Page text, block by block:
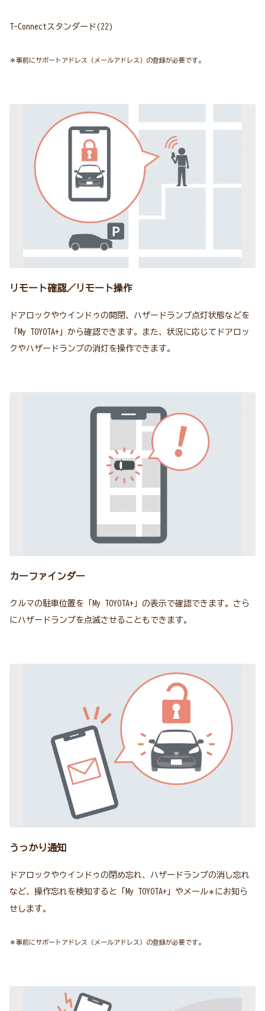
T-Connectスタンダード(22)
＊事前にサポートアドレス（メールアドレス）の登録が必要です。
リモート確認／リモート操作
ドアロックやウインドゥの開閉、ハザードランプ点灯状態などを
「My TOYOTA+」から確認できます。また、状況に応じてドアロッ
クやハザードランプの消灯を操作できます。
カーファインダー
クルマの駐車位置を「My TOYOTA+」の表示で確認できます。さら
にハザードランプを点滅させることもできます。
うっかり通知
ドアロックやウインドゥの閉め忘れ、ハザードランプの消し忘れ
など、操作忘れを検知すると「My TOYOTA+」やメール＊ にお知ら
せします。
＊事前にサポートアドレス（メールアドレス）の登録が必要です。